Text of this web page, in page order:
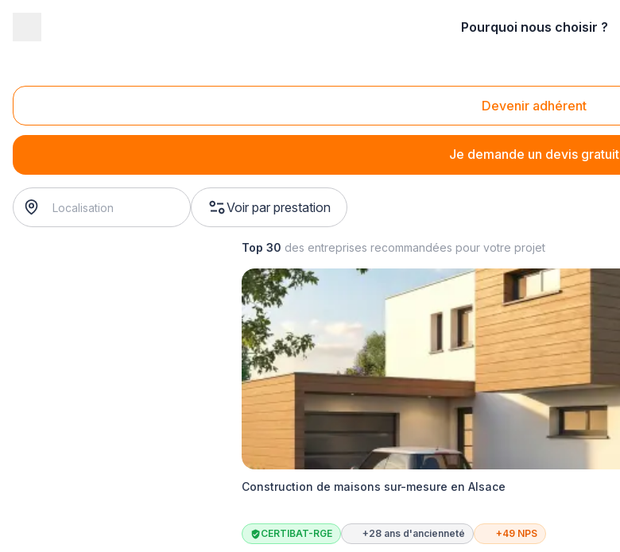
Pourquoi nous choisir ?
Devenir adhérent
Je demande un devis gratuit
Construction de maison bioclimatique
construction de maison bioclimatique
Voir par prestation
Top 30 des entreprises recommandées pour votre projet
Construction de maisons sur-mesure en Alsace
CERTIBAT-RGE +28 ans d'ancienneté +49 NPS